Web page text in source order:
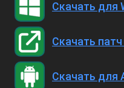
Скачать для
Скачать
Скачать для